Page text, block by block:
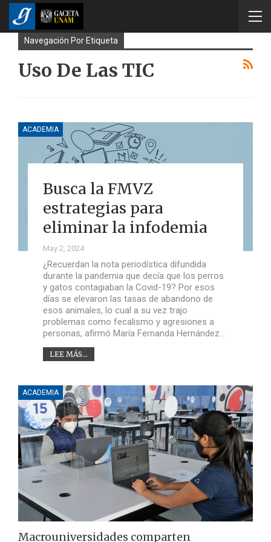
Navegación Por Etiqueta
Uso De Las TIC
ACADEMIA
Busca la FMVZ
estrategias para
eliminar la infodemia
May 2, 2024
¿Recuerdan la nota periodística difundida
durante la pandemia que decía que los perros
y gatos contagiaban la Covid-19? Por esos
días se elevaron las tasas de abandono de
esos animales, lo cual a su vez trajo
problemas como fecalismo y agresiones a
personas, afirmó María Fernanda Hernández…
LEE MÁS...
ACADEMIA
Macrouniversidades comparten